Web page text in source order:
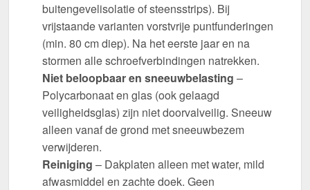
buitengevelisolatie of steensstrips). Bij
vrijstaande varianten vorstvrije puntfunderingen
(min. 80 cm diep). Na het eerste jaar en na
stormen alle schroefverbindingen natrekken.
Niet beloopbaar en sneeuwbelasting –
Polycarbonaat en glas (ook gelaagd
veiligheidsglas) zijn niet doorvalveilig. Sneeuw
alleen vanaf de grond met sneeuwbezem
verwijderen.
Reiniging – Dakplaten alleen met water, mild
afwasmiddel en zachte doek. Geen